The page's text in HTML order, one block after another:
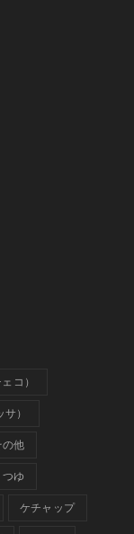
コ）
）
の他
つゆ
ケチャップ